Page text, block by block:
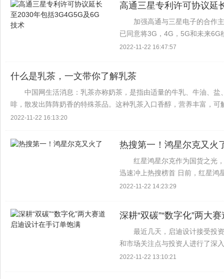
高通三星专利许可协议延
加强高通与三星电子的合作
已同意将3G，4G，5G和未来
家公司的新合作，高通总裁兼首
2022-11-22 16:47:57
什么是乳茶，一文带你了解乳茶
中国网生活消息：乳茶亦称奶茶，是指由适量的牛乳、牛油、
啡，散发出阵阵奶香的特殊茶品。这种乳茶入口香醇，营养丰富，
寒暖肚，故颇受中国北方少数民族的青睐。...
2022-11-22 16:13:20
热搜第一！鸿星尔克又火
红星鸿星尔克作为国货之光
迅速冲上热搜榜首 日前，红星鸿
元，用于帮助残疾人。 日前，红
2022-11-22 14:23:29
深耕“双碳”“数字化”两大
最近几天，启迪设计接受投
和市场关注点与投资人进行了深
型发展的两条主线目前手中订单
2022-11-22 13:10:21